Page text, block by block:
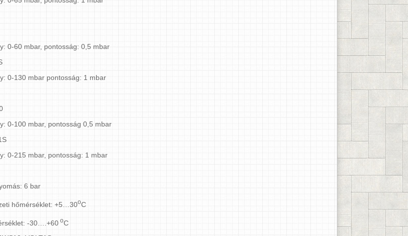
0-60 mbar, pontosság: 0,5 mbar
0-130 mbar pontosság: 1 mbar
0-100 mbar, pontosság 0,5 mbar
0-215 mbar, pontosság: 1 mbar
6 bar
hőmérséklet: +5…30oC
-30….+60 oC